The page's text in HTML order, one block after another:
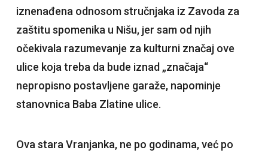
iznenađena odnosom stručnjaka iz Zavoda za
zaštitu spomenika u Nišu, jer sam od njih
očekivala razumevanje za kulturni značaj ove
ulice koja treba da bude iznad „značaja“
nepropisno postavljene garaže, napominje
stanovnica Baba Zlatine ulice.
Ova stara Vranjanka, ne po godinama, već po